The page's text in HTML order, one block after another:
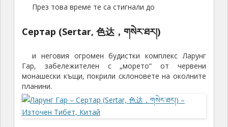
През това време те са стигнали до
Сертар (Sertar, 色达，གསེར་ཐར།)
и неговия огромен будистки комплекс Ларунг
Гар, забележителен с „морето“ от червени
монашески къщи, покрили склоновете на околните
планини.